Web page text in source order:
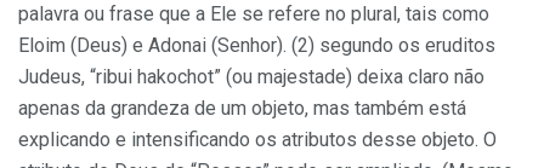
palavra ou frase que a Ele se refere no plural, tais como
Eloim (Deus) e Adonai (Senhor). (2) segundo os eruditos
Judeus, “ribui hakochot” (ou majestade) deixa claro não
apenas da grandeza de um objeto, mas também está
explicando e intensificando os atributos desse objeto. O